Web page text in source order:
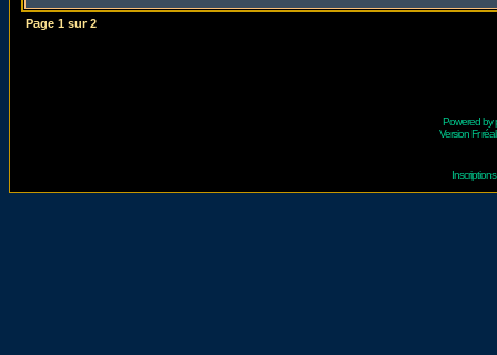
Page 1 sur2
Powered by
Version Fr